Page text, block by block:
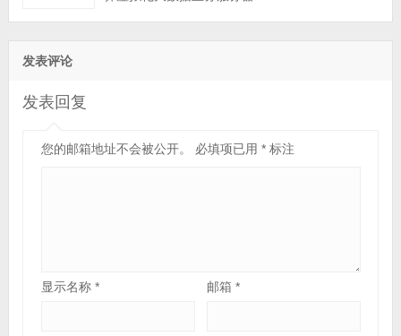
发表评论
发表回复
您的邮箱地址不会被公开。 必填项已用 *标注
显示名称 * 邮箱*